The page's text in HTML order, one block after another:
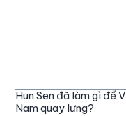
Hun Sen đã làm gì để
Nam quay lưng?